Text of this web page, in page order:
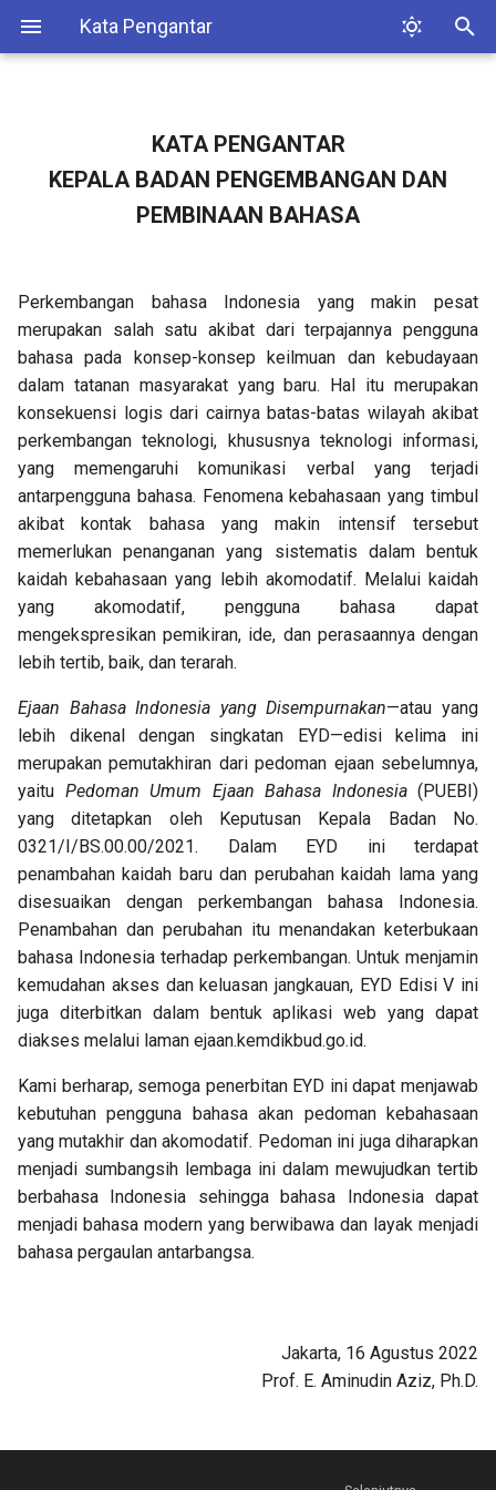
Kata Pengantar
n
t
u
m
l
i
p
e
c
a
r
i
a
n
Gabungan Huruf Vokal
Gabungan Huruf Konsonan
Huruf Kapital
Huruf Miring
Huruf Tebal
Kata Depan
Partikel
Singkatan
Angka dan Bilangan
Kata Ganti ku-, kau-, -ku, -mu,
dan -nya
Kata Sandang si dan sang
Tanda Titik Dua (:)
Tanda Hubung (-)
Tanda Pisah (—)
Tanda Tanya (?)
Tanda Seru (!)
Tanda Elipsis (…)
Tanda Petik ("…")
Tanda Kurung ((…))
Tanda Kurung Siku ([…])
Tanda Garis Miring (/)
Tanda Apostrof (')
KATA PENGANTAR
KEPALA BADAN PENGEMBANGAN DAN
PEMBINAAN BAHASA
Perkembangan bahasa Indonesia yang makin pesat
merupakan salah satu akibat dari terpajannya pengguna
bahasa pada konsep-konsep keilmuan dan kebudayaan
dalam tatanan masyarakat yang baru. Hal itu merupakan
konsekuensi logis dari cairnya batas-batas wilayah akibat
perkembangan teknologi, khususnya teknologi informasi,
yang memengaruhi komunikasi verbal yang terjadi
antarpengguna bahasa. Fenomena kebahasaan yang timbul
akibat kontak bahasa yang makin intensif tersebut
memerlukan penanganan yang sistematis dalam bentuk
kaidah kebahasaan yang lebih akomodatif. Melalui kaidah
yang akomodatif, pengguna bahasa dapat
mengekspresikan pemikiran, ide, dan perasaannya dengan
lebih tertib, baik, dan terarah.
Ejaan Bahasa Indonesia yang Disempurnakan—atau yang
lebih dikenal dengan singkatan EYD—edisi kelima ini
merupakan pemutakhiran dari pedoman ejaan sebelumnya,
yaitu Pedoman Umum Ejaan Bahasa Indonesia(PUEBI)
yang ditetapkan oleh Keputusan Kepala Badan No.
0321/I/BS.00.00/2021. Dalam EYD ini terdapat
penambahan kaidah baru dan perubahan kaidah lama yang
disesuaikan dengan perkembangan bahasa Indonesia.
Penambahan dan perubahan itu menandakan keterbukaan
bahasa Indonesia terhadap perkembangan. Untuk menjamin
kemudahan akses dan keluasan jangkauan, EYD Edisi V ini
juga diterbitkan dalam bentuk aplikasi web yang dapat
diakses melalui laman ejaan.kemdikbud.go.id.
Kami berharap, semoga penerbitan EYD ini dapat menjawab
kebutuhan pengguna bahasa akan pedoman kebahasaan
yang mutakhir dan akomodatif. Pedoman ini juga diharapkan
menjadi sumbangsih lembaga ini dalam mewujudkan tertib
berbahasa Indonesia sehingga bahasa Indonesia dapat
menjadi bahasa modern yang berwibawa dan layak menjadi
bahasa pergaulan antarbangsa.
Jakarta, 16 Agustus 2022
Prof. E. Aminudin Aziz, Ph.D.